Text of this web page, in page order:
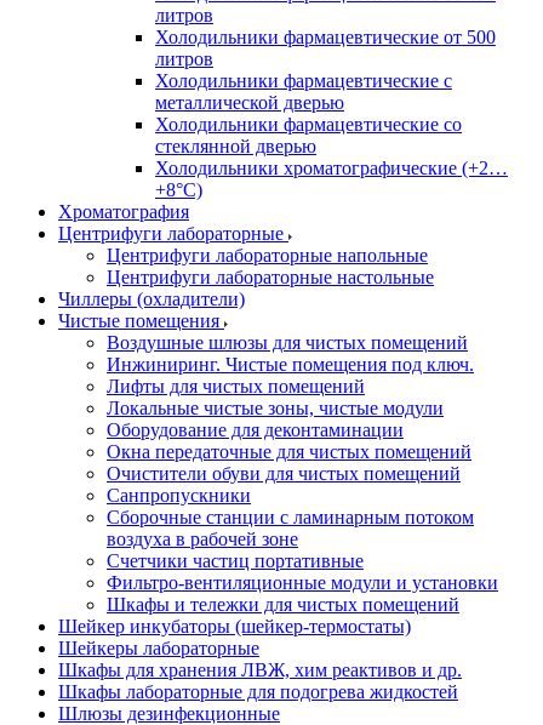
литров
Холодильники фармацевтические от 500
литров
Холодильники фармацевтические с
металлической дверью
Холодильники фармацевтические со
стеклянной дверью
Холодильники хроматографические (+2…
+8°C)
Хроматография
Центрифуги лабораторные
Центрифуги лабораторные напольные
Центрифуги лабораторные настольные
Чиллеры (охладители)
Чистые помещения
Воздушные шлюзы для чистых помещений
Инжиниринг. Чистые помещения под ключ.
Лифты для чистых помещений
Локальные чистые зоны, чистые модули
Оборудование для деконтаминации
Окна передаточные для чистых помещений
Очистители обуви для чистых помещений
Санпропускники
Сборочные станции с ламинарным потоком
воздуха в рабочей зоне
Счетчики частиц портативные
Фильтро-вентиляционные модули и установки
Шкафы и тележки для чистых помещений
Шейкер инкубаторы (шейкер-термостаты)
Шейкеры лабораторные
Шкафы для хранения ЛВЖ, хим реактивов и др.
Шкафы лабораторные для подогрева жидкостей
Шлюзы дезинфекционные